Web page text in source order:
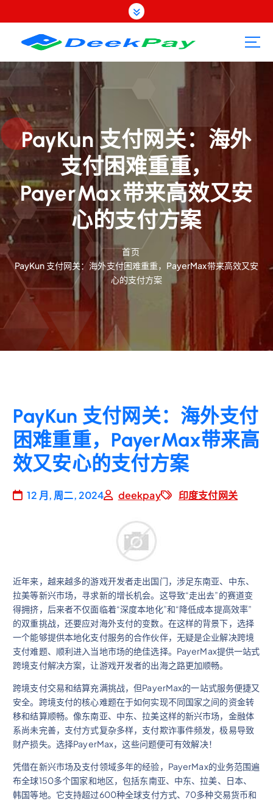
转
容
PayKun 支付网关：海外
支付困难重重，
PayerMax带来高效又安
心的支付方案
首页
PayKun 支付网关：海外支付困难重重，PayerMax带来高效又安
心的支付方案
PayKun 支付网关：海外支付
困难重重，PayerMax带来高
效又安心的支付方案
12 月, 周二, 2024 deekpay 印度支付网关
近年来，越来越多的游戏开发者走出国门，涉足东南亚、中东、
拉美等新兴市场，寻求新的增长机会。这导致“走出去”的赛道变
得拥挤，后来者不仅面临着“深度本地化”和“降低成本提高效率”
的双重挑战，还要应对海外支付的变数。在这样的背景下，选择
一个能够提供本地化支付服务的合作伙伴，无疑是企业解决跨境
支付难题、顺利进入当地市场的绝佳选择。PayerMax提供一站式
跨境支付解决方案，让游戏开发者的出海之路更加顺畅。
跨境支付交易和结算充满挑战，但PayerMax的一站式服务便捷又
安全。跨境支付的核心难题在于如何实现不同国家之间的资金转
移和结算顺畅。像东南亚、中东、拉美这样的新兴市场，金融体
系尚未完善，支付方式复杂多样，支付欺诈事件频发，极易导致
财产损失。选择PayerMax，这些问题便可有效解决！
凭借在新兴市场及支付领域多年的经验，PayerMax的业务范围遍
布全球150多个国家和地区，包括东南亚、中东、拉美、日本、
韩国等地。它支持超过600种全球支付方式、70多种交易货币和